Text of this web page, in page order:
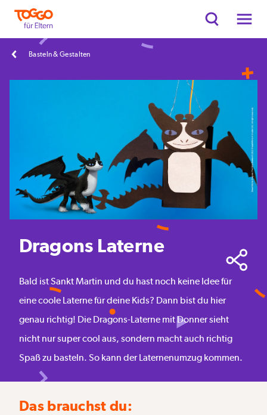
Basteln & Gestalten
Dragons Laterne
Bald ist Sankt Martin und du hast noch keine Idee für
eine coole Laterne für deine Kids? Dann bist du hier
genau richtig! Die Dragons-Laterne mit Donner sieht
nicht nur super cool aus, sondern macht auch richtig
Spaß zu basteln. So kann der Laternenumzug kommen.
Das brauchst du: